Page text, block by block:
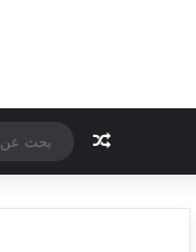
مقال عشوائي